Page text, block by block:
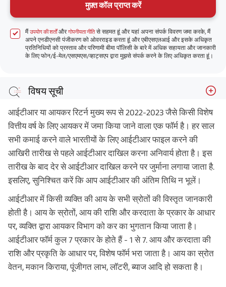
मुफ़्त कॉल प्राप्त करें
मैंउपयोग की शर्तोंऔरगोपनीयता नीतिसे सहमत हूं और यहां अपना संपर्क विवरण जमा करके, मैं
अपने एनडीएनसी पंजीकरण को ओवरराइड करता हूं और एबीएसएलआई और इसके अधिकृत
प्रतिनिधियों को प्रस्ताव और परिणामी बीमा पॉलिसी के बारे में अधिक सहायता और जानकारी
के लिए फोन/ई-मेल/एसएमएस/व्हाट्सएप द्वारा मुझसे संपर्क करने के लिए अधिकृत करता हूं।
विषय सूची
आयकर रिटर्न दाखिल करने की उल्लेखनीय तारीखें - H2
अग्रिम कर किश्तों का भुगतान करने की नियत तारीख क्या है?
यदि आप नियत तिथि के भीतर रिटर्न दाखिल करने से चूक गए तो
क्या होगा?
आईटीआर दाखिल करने संबंधी अक्सर पूछे जाने वाले प्रश्न
आईटीआर या आयकर रिटर्न मुख्य रूप से 2022-2023 जैसे किसी विशेष
वित्तीय वर्ष के लिए आयकर में जमा किया जाने वाला एक फॉर्म है। हर साल
सभी कमाई करने वाले भारतीयों के लिए आईटीआर फाइल करने की
आखिरी तारीख से पहले आईटीआर दाखिल करना अनिवार्य होता है। इस
तारीख के बाद देर से आईटीआर दाखिल करने पर जुर्माना लगाया जाता है.
इसलिए, सुनिश्चित करें कि आप आईटीआर की अंतिम तिथि न भूलें।
आईटीआर में किसी व्यक्ति की आय के सभी स्रोतों की विस्तृत जानकारी
होती है। आय के स्रोतों, आय की राशि और करदाता के प्रकार के आधार
पर, व्यक्ति द्वारा आयकर विभाग को कर का भुगतान किया जाता है।
आईटीआर फॉर्म कुल 7 प्रकार के होते हैं - 1 से 7. आय और करदाता की
राशि और प्रकृति के आधार पर, विशेष फॉर्म भरा जाता है। आय का स्रोत
वेतन, मकान किराया, पूंजीगत लाभ, लॉटरी, ब्याज आदि हो सकता है।